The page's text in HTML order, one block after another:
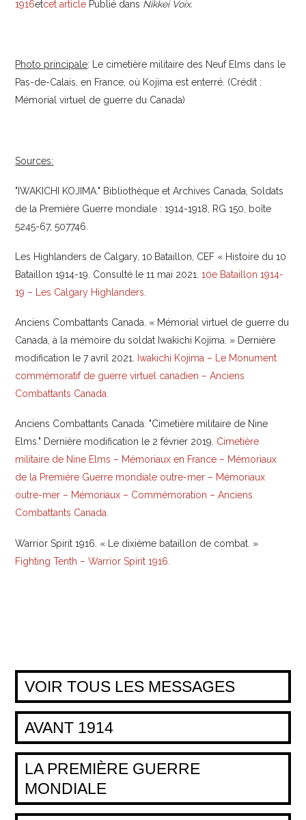
1916etcet article Publié dans Nikkei Voix.
Photo principale: Le cimetière militaire des Neuf Elms dans le
Pas-de-Calais, en France, où Kojima est enterré. (Crédit :
Mémorial virtuel de guerre du Canada)
Sources:
"IWAKICHI KOJIMA." Bibliothèque et Archives Canada, Soldats
de la Première Guerre mondiale : 1914-1918, RG 150, boîte
5245-67, 507746.
Les Highlanders de Calgary, 10 Bataillon, CEF « Histoire du 10
Bataillon 1914-19. Consulté le 11 mai 2021.10e Bataillon 1914-
19 – Les Calgary Highlanders.
Anciens Combattants Canada. « Mémorial virtuel de guerre du
Canada, à la mémoire du soldat Iwakichi Kojima. » Dernière
modification le 7 avril 2021. Iwakichi Kojima – Le Monument
commémoratif de guerre virtuel canadien – Anciens
Combattants Canada.
Anciens Combattants Canada. "Cimetière militaire de Nine
Elms." Dernière modification le 2 février 2019. Cimetière
militaire de Nine Elms – Mémoriaux en France – Mémoriaux
de la Première Guerre mondiale outre-mer – Mémoriaux
outre-mer – Mémoriaux – Commémoration – Anciens
Combattants Canada.
Warrior Spirit 1916. « Le dixième bataillon de combat. »
Fighting Tenth – Warrior Spirit 1916.
VOIR TOUS LES MESSAGES
AVANT 1914
LA PREMIÈRE GUERRE
MONDIALE